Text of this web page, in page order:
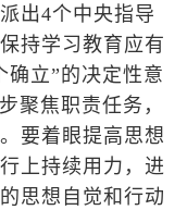
出4个中央指导
持学习教育应有
确立”的决定性意
聚焦职责任务，
要着眼提高思想
上持续用力，进
思想自觉和行动